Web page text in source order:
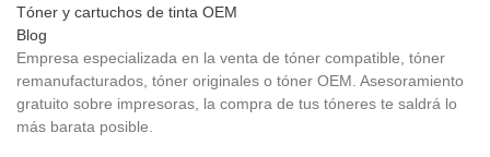
Tóner y cartuchos de tinta OEM
Blog
Empresa especializada en la venta de tóner compatible, tóner
remanufacturados, tóner originales o tóner OEM. Asesoramiento
gratuito sobre impresoras, la compra de tus tóneres te saldrá lo
más barata posible.